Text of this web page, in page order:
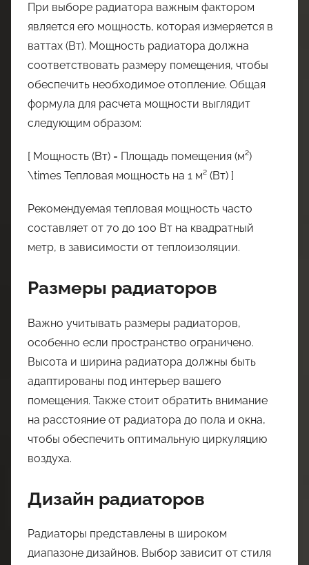
При выборе радиатора важным фактором
является его мощность, которая измеряется в
ваттах (Вт). Мощность радиатора должна
соответствовать размеру помещения, чтобы
обеспечить необходимое отопление. Общая
формула для расчета мощности выглядит
следующим образом:
[ Мощность (Вт) = Площадь помещения (м²)
\times Тепловая мощность на 1 м² (Вт) ]
Рекомендуемая тепловая мощность часто
составляет от 70 до 100 Вт на квадратный
метр, в зависимости от теплоизоляции.
Размеры радиаторов
Важно учитывать размеры радиаторов,
особенно если пространство ограничено.
Высота и ширина радиатора должны быть
адаптированы под интерьер вашего
помещения. Также стоит обратить внимание
на расстояние от радиатора до пола и окна,
чтобы обеспечить оптимальную циркуляцию
воздуха.
Дизайн радиаторов
Радиаторы представлены в широком
диапазоне дизайнов. Выбор зависит от стиля